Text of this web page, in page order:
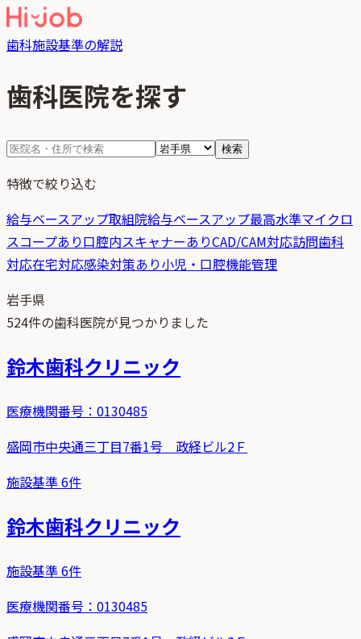
歯科施設基準の解説
歯科医院を探す
検索
特徴で絞り込む
給与ベースアップ取組院給与ベースアップ最高水準マイクロ
スコープあり口腔内スキャナーありCAD/CAM対応訪問歯科
対応在宅対応感染対策あり小児・口腔機能管理
岩手県
524件の歯科医院が見つかりました
鈴木歯科クリニック
医療機関番号： 0130485
盛岡市中央通三丁目7番1号 政経ビル2Ｆ
施設基準6件
鈴木歯科クリニック
施設基準6件
医療機関番号： 0130485